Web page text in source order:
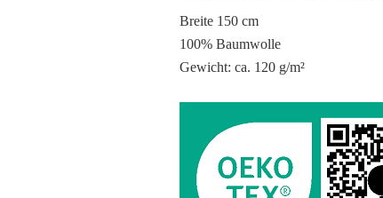
Breite 150 cm
100% Baumwolle
Gewicht: ca. 120 g/m²